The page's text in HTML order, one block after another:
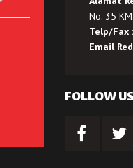
No. 35
Telp/Fax :
Email
FOLLOW